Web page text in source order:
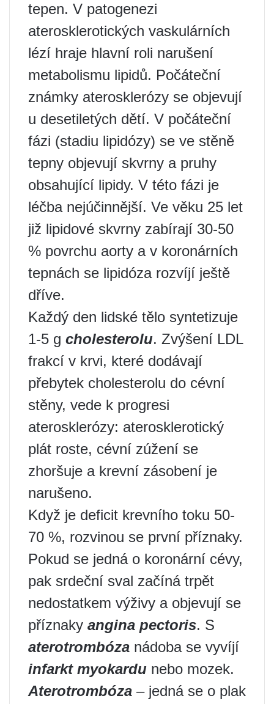
tepen. V patogenezi
aterosklerotických vaskulárních
lézí hraje hlavní roli narušení
metabolismu lipidů. Počáteční
známky aterosklerózy se objevují
u desetiletých dětí. V počáteční
fázi (stadiu lipidózy) se ve stěně
tepny objevují skvrny a pruhy
obsahující lipidy. V této fázi je
léčba nejúčinnější. Ve věku 25 let
již lipidové skvrny zabírají 30-50
% povrchu aorty a v koronárních
tepnách se lipidóza rozvíjí ještě
dříve.
Každý den lidské tělo syntetizuje
1-5 g cholesterolu. Zvýšení LDL
frakcí v krvi, které dodávají
přebytek cholesterolu do cévní
stěny, vede k progresi
aterosklerózy: aterosklerotický
plát roste, cévní zúžení se
zhoršuje a krevní zásobení je
narušeno.
Když je deficit krevního toku 50-
70 %, rozvinou se první příznaky.
Pokud se jedná o koronární cévy,
pak srdeční sval začíná trpět
nedostatkem výživy a objevují se
příznaky angina pectoris. S
aterotrombóza nádoba se vyvíjí
infarkt myokardu nebo mozek.
Aterotrombóza – jedná se o plak